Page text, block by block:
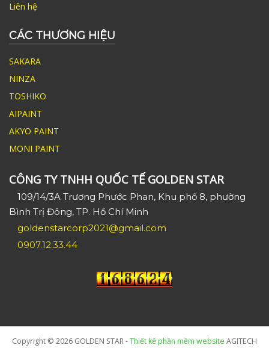
Liên hệ
CÁC THƯƠNG HIỆU
SAKARA
NINZA
TOSHIKO
AIPAINT
AKYO PAINT
MONI PAINT
CÔNG TY TNHH QUỐC TẾ GOLDEN STAR
109/14/3A Trương Phước Phan, Khu phố 8, phường
Bình Trị Đông, TP. Hồ Chí Minh
goldenstarcorp2021@gmail.com
0907.12.33.44
Copyright © 2026 GOLDEN STAR -Thiết kế phần mềm website AGITECH